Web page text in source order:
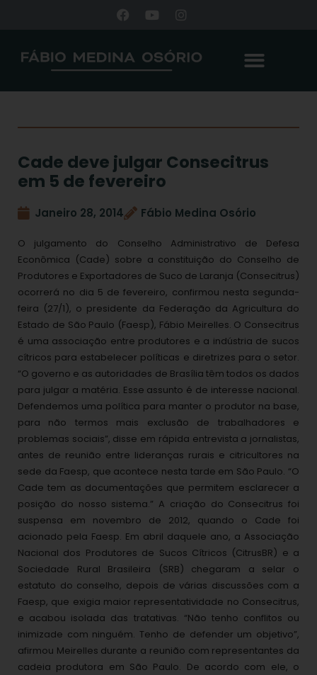
Cade deve julgar Consecitrus
em 5 de fevereiro
Janeiro 28, 2014 Fábio Medina Osório
O julgamento do Conselho Administrativo de Defesa
Econômica (Cade) sobre a constituição do Conselho de
Produtores e Exportadores de Suco de Laranja (Consecitrus)
ocorrerá no dia 5 de fevereiro, confirmou nesta segunda-
feira (27/1), o presidente da Federação da Agricultura do
Estado de São Paulo (Faesp), Fábio Meirelles. O Consecitrus
é uma associação entre produtores e a indústria de sucos
cítricos para estabelecer políticas e diretrizes para o setor.
“O governo e as autoridades de Brasília têm todos os dados
para julgar a matéria. Esse assunto é de interesse nacional.
Defendemos uma política para manter o produtor na base,
para não termos mais exclusão de trabalhadores e
problemas sociais”, disse em rápida entrevista a jornalistas,
antes de reunião entre lideranças rurais e citricultores na
sede da Faesp, que acontece nesta tarde em São Paulo. “O
Cade tem as documentações que permitem esclarecer a
posição do nosso sistema.” A criação do Consecitrus foi
suspensa em novembro de 2012, quando o Cade foi
acionado pela Faesp. Em abril daquele ano, a Associação
Nacional dos Produtores de Sucos Cítricos (CitrusBR) e a
Sociedade Rural Brasileira (SRB) chegaram a selar o
estatuto do conselho, depois de várias discussões com a
Faesp, que exigia maior representatividade no Consecitrus,
e acabou isolada das tratativas. “Não tenho conflitos ou
inimizade com ninguém. Tenho de defender um objetivo”,
afirmou Meirelles durante a reunião com representantes da
cadeia produtora em São Paulo. De acordo com ele, o